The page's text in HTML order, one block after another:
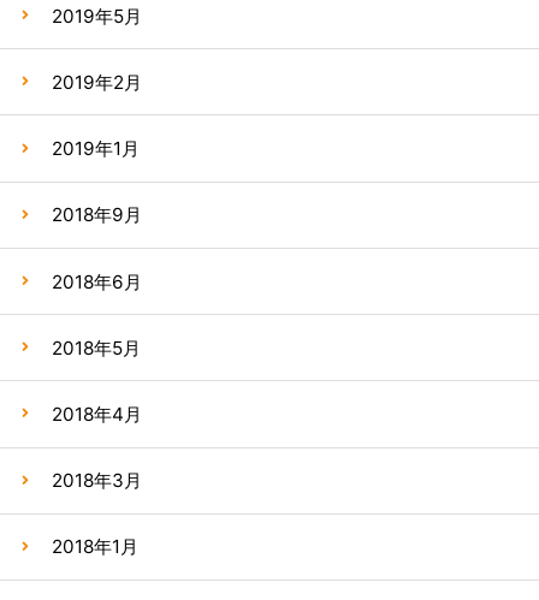
2019年5月
2019年2月
2019年1月
2018年9月
2018年6月
2018年5月
2018年4月
2018年3月
2018年1月